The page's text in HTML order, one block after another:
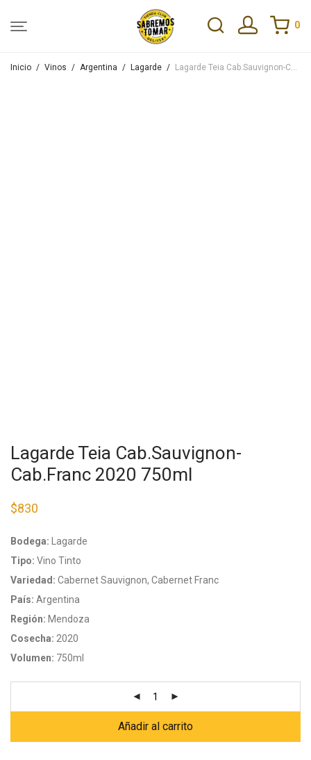
0
Inicio / Vinos / Argentina / Lagarde / Lagarde Teia Cab.Sauvignon-Cab.Franc 2020 750ml
Lagarde Teia Cab.Sauvignon-
Cab.Franc 2020 750ml
$830
Bodega: Lagarde
Tipo: Vino Tinto
Variedad: Cabernet Sauvignon, Cabernet Franc
País: Argentina
Región: Mendoza
Cosecha: 2020
Volumen: 750ml
Añadir al carrito